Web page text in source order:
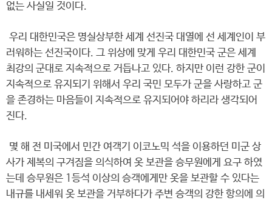
없는 사실일 것이다.
우리 대한민국은 명실상부한 세계 선진국 대열에 선 세계인이 부
러워하는 선진국이다. 그 위상에 맞게 우리 대한민국 군은 세계
최강의 군대로 지속적으로 거듭나고 있다. 하지만 이런 강한 군이
지속적으로 유지되기 위해서 우리 국민 모두가 군을 사랑하고 군
을 존경하는 마음들이 지속적으로 유지되어야 하리라 생각되어
진다.
몇 해 전 미국에서 민간 여객기 이코노믹 석을 이용하던 미군 상
사가 제복의 구겨짐을 의식하여 옷 보관을 승무원에게 요구 하였
는데 승무원은 1등석 이상의 승객에게만 옷을 보관할 수 있다는
내규를 내세워 옷 보관을 거부하다가 주변 승객의 강한 항의에 의